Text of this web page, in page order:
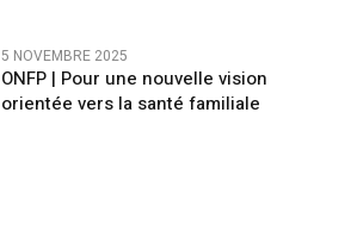
5 NOVEMBRE 2025
ONFP | Pour une nouvelle vision
orientée vers la santé familiale